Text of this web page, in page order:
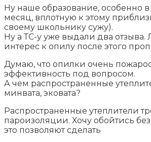
Ну наше образование, особенно
месяц, вплотную к этому
своему школьнику сужу).
Ну а ТС-у уже выдали два отзыва.
интерес к опилу после этого
Думаю, что опилки очень
эффективность под вопросом.
А чем распространенные
минвата, эковата?
Распространенные утеплители
пароизоляции. Хочу обойтись
это позволяют сделать